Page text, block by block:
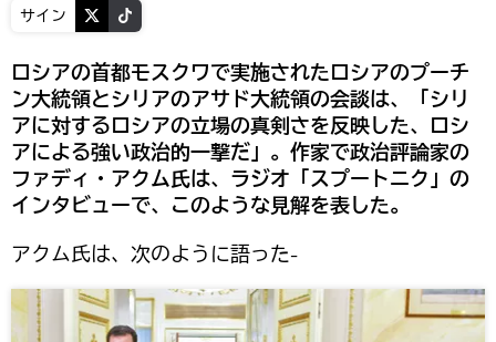
サイン
ロシアの首都モスクワで実施されたロシアのプーチ
ン大統領とシリアのアサド大統領の会談は、「シリ
アに対するロシアの立場の真剣さを反映した、ロシ
アによる強い政治的一撃だ」。作家で政治評論家の
ファディ・アクム氏は、ラジオ「スプートニク」の
インタビューで、このような見解を表した。
アクム氏は、次のように語った‐